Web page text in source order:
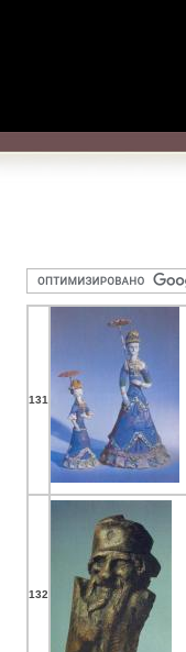
131
132